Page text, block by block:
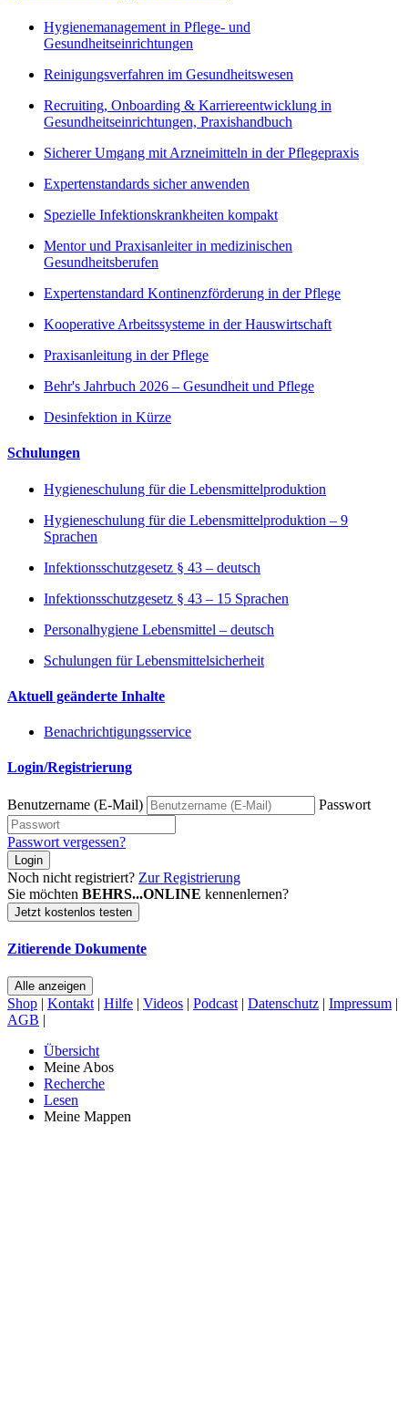
Hygienemanagement in Pflege- und
Gesundheitseinrichtungen
Reinigungsverfahren im Gesundheitswesen
Recruiting, Onboarding & Karriereentwicklung in
Gesundheitseinrichtungen, Praxishandbuch
Sicherer Umgang mit Arzneimitteln in der Pflegepraxis
Expertenstandards sicher anwenden
Spezielle Infektionskrankheiten kompakt
Mentor und Praxisanleiter in medizinischen
Gesundheitsberufen
Expertenstandard Kontinenzförderung in der Pflege
Kooperative Arbeitssysteme in der Hauswirtschaft
Praxisanleitung in der Pflege
Behr's Jahrbuch 2026 – Gesundheit und Pflege
Desinfektion in Kürze
Schulungen
Hygieneschulung für die Lebensmittelproduktion
Hygieneschulung für die Lebensmittelproduktion – 9
Sprachen
Infektionsschutzgesetz § 43 – deutsch
Infektionsschutzgesetz § 43 – 15 Sprachen
Personalhygiene Lebensmittel – deutsch
Schulungen für Lebensmittelsicherheit
Aktuell geänderte Inhalte
Benachrichtigungsservice
Login/Registrierung
Benutzername (E-Mail) Passwort
Passwort vergessen?
Login
Noch nicht registriert? Zur Registrierung
Sie möchten BEHRS...ONLINE kennenlernen?
Jetzt kostenlos testen
Zitierende Dokumente
Alle anzeigen
Shop | Kontakt | Hilfe | Videos | Podcast | Datenschutz | Impressum |
AGB |
Übersicht
Meine Abos
Recherche
Lesen
Meine Mappen